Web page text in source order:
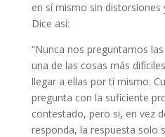
en sí mismo sin distorsiones
Dice así:
“Nunca nos preguntamos
una de las cosas más
llegar a ellas por ti mismo.
pregunta con la suficiente
contestado, pero si, en vez
responda, la respuesta solo